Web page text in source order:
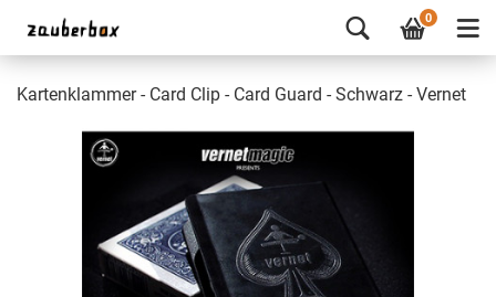
0
Kartenklammer - Card Clip - Card Guard - Schwarz - Vernet